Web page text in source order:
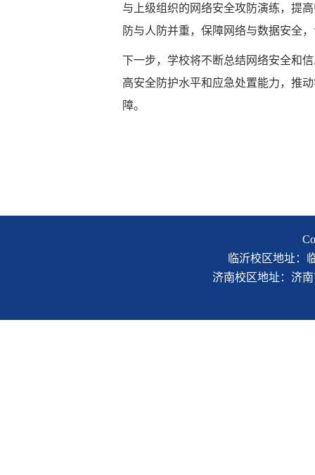
与上级组织的网络安全攻防演练，提
防与人防并重，保障网络与数据安全
下一步，学校将不断总结网络安全和
高安全防护水平和应急处置能力，推
障。
临沂校区地址：
济南校区地址：济南